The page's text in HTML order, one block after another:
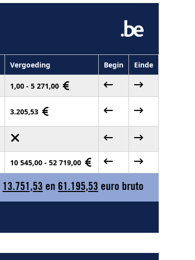
Vergoeding Begin Einde
1,00 - 5 271,00
3.205,53
10 545,00 - 52 719,00
13.751,53 en 61.195,53 euro bruto